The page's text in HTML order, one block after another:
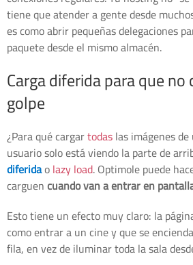
tiene que atender a gente desde
es como abrir pequeñas delegaciones
paquete desde el mismo almacén.
Carga diferida para que
golpe
¿Para qué cargartodaslas imágenes
usuario solo está viendo la parte de
diferidaolazy load. Optimole puede
carguencuando van a entrar en
Esto tiene un efecto muy claro: la
como entrar a un cine y que se
fila, en vez de iluminar toda la sala